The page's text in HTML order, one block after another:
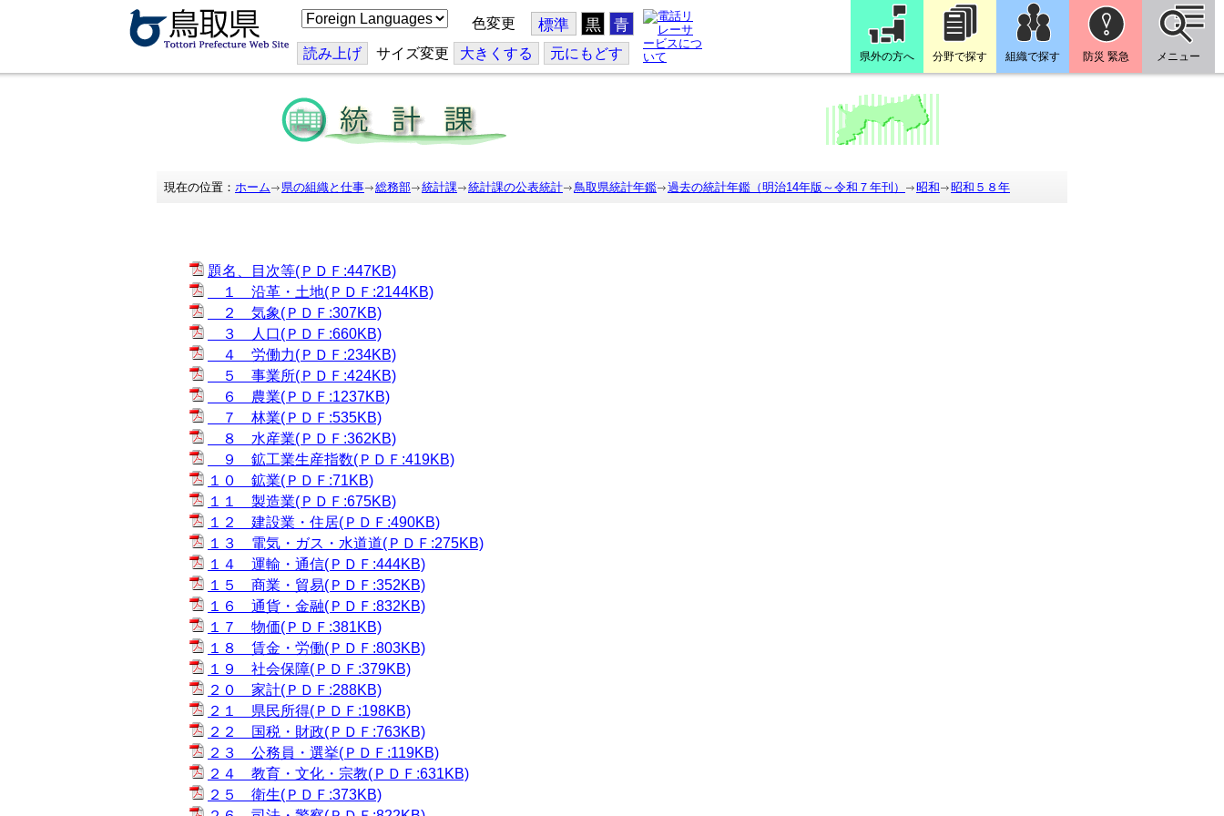
こ
の
ジ
を
訳
す
る
色変更 標準 黒 青
読み上げ サイズ変更 大きくする 元にもどす 県外の方へ 分野で探す 組織で探す 防災 緊急 メニュー
現在の位置： ホーム 県の組織と仕事 総務部 統計課 統計課の公表統計 鳥取県統計年鑑 過去の統計年鑑（明治14年版～令和７年刊） 昭和 昭和５８年
題名、目次等(ＰＤＦ:447KB)
１ 沿革・土地(ＰＤＦ:2144KB)
２ 気象(ＰＤＦ:307KB)
３ 人口(ＰＤＦ:660KB)
４ 労働力(ＰＤＦ:234KB)
５ 事業所(ＰＤＦ:424KB)
６ 農業(ＰＤＦ:1237KB)
７ 林業(ＰＤＦ:535KB)
８ 水産業(ＰＤＦ:362KB)
９ 鉱工業生産指数(ＰＤＦ:419KB)
１０ 鉱業(ＰＤＦ:71KB)
１１ 製造業(ＰＤＦ:675KB)
１２ 建設業・住居(ＰＤＦ:490KB)
１３ 電気・ガス・水道道(ＰＤＦ:275KB)
１４ 運輸・通信(ＰＤＦ:444KB)
１５ 商業・貿易(ＰＤＦ:352KB)
１６ 通貨・金融(ＰＤＦ:832KB)
１７ 物価(ＰＤＦ:381KB)
１８ 賃金・労働(ＰＤＦ:803KB)
１９ 社会保障(ＰＤＦ:379KB)
２０ 家計(ＰＤＦ:288KB)
２１ 県民所得(ＰＤＦ:198KB)
２２ 国税・財政(ＰＤＦ:763KB)
２３ 公務員・選挙(ＰＤＦ:119KB)
２４ 教育・文化・宗教(ＰＤＦ:631KB)
２５ 衛生(ＰＤＦ:373KB)